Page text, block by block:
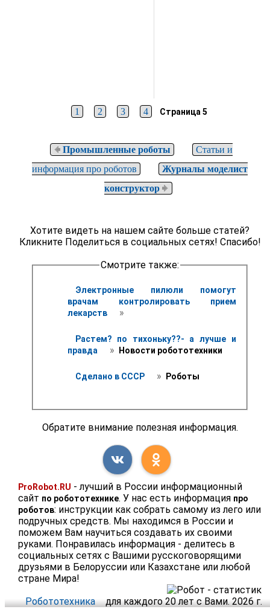
1 2 3 4 Страница 5
Промышленные роботы
Статьи и
информация про роботов
Журналы моделист
конструктор
Хотите видеть на нашем сайте больше статей?
Кликните Поделиться в социальных сетях! Спасибо!
Смотрите также:
Электронные пилюли помогут
врачам контролировать прием
лекарств
»
Растем? по тихоньку??- а лучше и
правда
» Новости робототехники
Сделано в СССР » Роботы
Обратите внимание полезная информация.
ProRobot.RU - лучший в России информационный
сайт по робототехнике. У нас есть информация про
роботов: инструкции как собрать самому из лего или
подручных средств. Мы находимся в России и
поможем Вам научиться создавать их своими
руками. Понравилась информация - делитесь в
социальных сетях с Вашими русскоговорящими
друзьями в Белоруссии или Казахстане или любой
стране Мира!
Робототехника
для каждого 20 лет с Вами. 2026 г.